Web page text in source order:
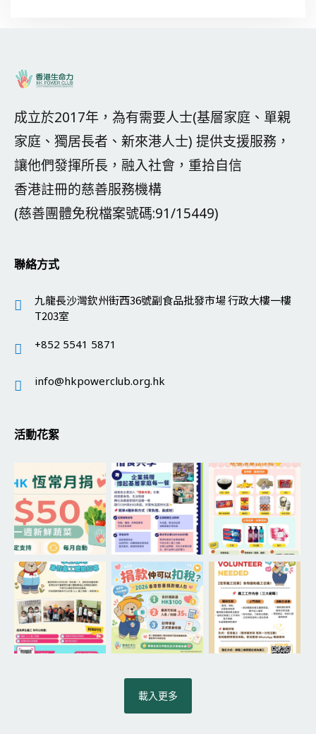
成立於2017年，為有需要人士(基層家庭、單親
家庭、獨居長者、新來港人士) 提供支援服務，
讓他們發揮所長，融入社會，重拾自信
香港註冊的慈善服務機構
(慈善團體免稅檔案號碼:91/15449)
聯絡方式
九龍長沙灣欽州街西36號副食品批發市場 行政大樓一樓
T203室
+852 5541 5871
info@hkpowerclub.org.hk
活動花絮
載入更多